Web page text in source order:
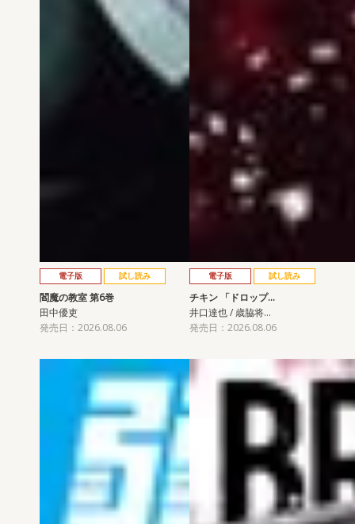
電子版 試し読み
閻魔の教室 第6巻
田中優吏
発売日：2026.08.06
電子版 試し読み
チキン 「ドロップ…
井口達也 / 歳脇将…
発売日：2026.08.06